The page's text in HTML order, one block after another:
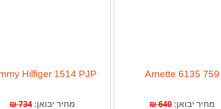
Arnette 6135 759
מחיר יבואן: 640 ₪
Hilfiger 1514 PJP
מחיר יבואן: 734 ₪